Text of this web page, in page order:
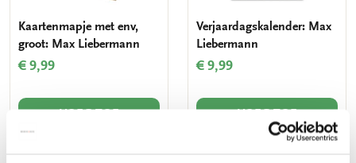
Kaartenmapje met env,
groot: Max Liebermann
€ 9,99
VOEG TOE
Verjaardagskalender: Max
Liebermann
€ 9,99
VOEG TOE